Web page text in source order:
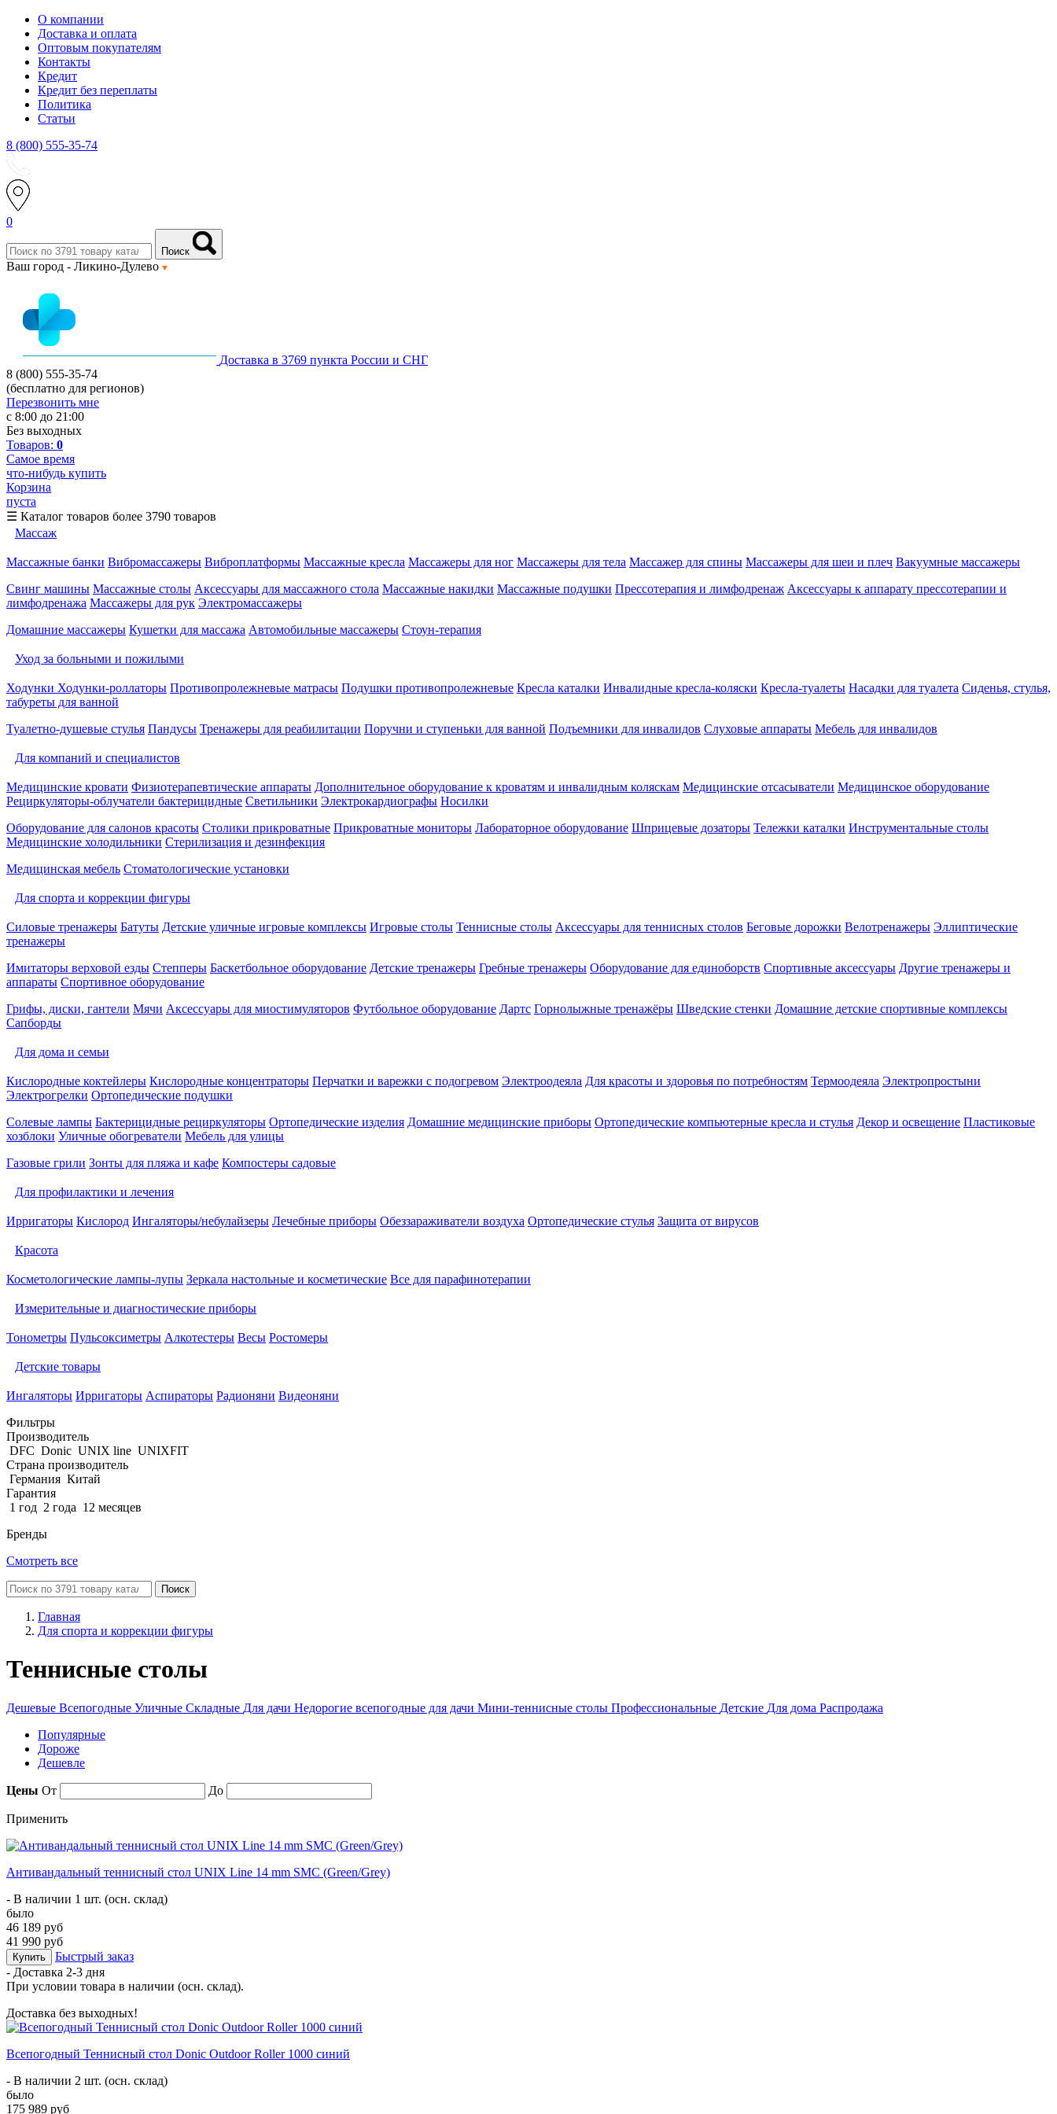
О компании
Доставка и оплата
Оптовым покупателям
Контакты
Кредит
Кредит без переплаты
Политика
Статьи
8 (800) 555-35-74
0
Поиск
Ваш город - Ликино-Дулево
Доставка в 3769 пункта России и СНГ
8 (800) 555-35-74
(бесплатно для регионов)
Перезвонить мне
с 8:00 до 21:00
Без выходных
Товаров: 0
Самое время
что-нибудь купить
Корзина
пуста
☰ Каталог товаров более 3790 товаров
Массаж
Массажные банки Вибромассажеры Виброплатформы Массажные кресла Массажеры для ног Массажеры для тела Массажер для спины Массажеры для шеи и плеч Вакуумные массажеры
Свинг машины Массажные столы Аксессуары для массажного стола Массажные накидки Массажные подушки Прессотерапия и лимфодренаж Аксессуары к аппарату прессотерапии и
лимфодренажа Массажеры для рук Электромассажеры
Домашние массажеры Кушетки для массажа Автомобильные массажеры Стоун-терапия
Уход за больными и пожилыми
Ходунки Ходунки-роллаторы Противопролежневые матрасы Подушки противопролежневые Кресла каталки Инвалидные кресла-коляски Кресла-туалеты Насадки для туалета Сиденья, стулья,
табуреты для ванной
Туалетно-душевые стулья Пандусы Тренажеры для реабилитации Поручни и ступеньки для ванной Подъемники для инвалидов Слуховые аппараты Мебель для инвалидов
Для компаний и специалистов
Медицинские кровати Физиотерапевтические аппараты Дополнительное оборудование к кроватям и инвалидным коляскам Медицинские отсасыватели Медицинское оборудование
Рециркуляторы-облучатели бактерицидные Светильники Электрокардиографы Носилки
Оборудование для салонов красоты Столики прикроватные Прикроватные мониторы Лабораторное оборудование Шприцевые дозаторы Тележки каталки Инструментальные столы
Медицинские холодильники Стерилизация и дезинфекция
Медицинская мебель Стоматологические установки
Для спорта и коррекции фигуры
Силовые тренажеры Батуты Детские уличные игровые комплексы Игровые столы Теннисные столы Аксессуары для теннисных столов Беговые дорожки Велотренажеры Эллиптические
тренажеры
Имитаторы верховой езды Степперы Баскетбольное оборудование Детские тренажеры Гребные тренажеры Оборудование для единоборств Спортивные аксессуары Другие тренажеры и
аппараты Спортивное оборудование
Грифы, диски, гантели Мячи Аксессуары для миостимуляторов Футбольное оборудование Дартс Горнолыжные тренажёры Шведские стенки Домашние детские спортивные комплексы
Сапборды
Для дома и семьи
Кислородные коктейлеры Кислородные концентраторы Перчатки и варежки с подогревом Электроодеяла Для красоты и здоровья по потребностям Термоодеяла Электропростыни
Электрогрелки Ортопедические подушки
Солевые лампы Бактерицидные рециркуляторы Ортопедические изделия Домашние медицинские приборы Ортопедические компьютерные кресла и стулья Декор и освещение Пластиковые
хозблоки Уличные обогреватели Мебель для улицы
Газовые грили Зонты для пляжа и кафе Компостеры садовые
Для профилактики и лечения
Ирригаторы Кислород Ингаляторы/небулайзеры Лечебные приборы Обеззараживатели воздуха Ортопедические стулья Защита от вирусов
Красота
Косметологические лампы-лупы Зеркала настольные и косметические Все для парафинотерапии
Измерительные и диагностические приборы
Тонометры Пульсоксиметры Алкотестеры Весы Ростомеры
Детские товары
Ингаляторы Ирригаторы Аспираторы Радионяни Видеоняни
Фильтры
Производитель
DFC Donic UNIX line UNIXFIT
Страна производитель
Германия Китай
Гарантия
1 год 2 года 12 месяцев
Бренды
Смотреть все
Поиск
Главная
Для спорта и коррекции фигуры
Теннисные столы
Дешевые Всепогодные Уличные Складные Для дачи Недорогие всепогодные для дачи Мини-теннисные столы Профессиональные Детские Для дома Распродажа
Популярные
Дороже
Дешевле
Цены От До
Применить
Антивандальный теннисный стол UNIX Line 14 mm SMC (Green/Grey)
- В наличии 1 шт. (осн. склад)
было
46 189 руб
41 990 руб
Купить
Быстрый заказ
- Доставка 2-3 дня
При условии товара в наличии (осн. склад).
Доставка без выходных!
Всепогодный Теннисный стол Donic Outdoor Roller 1000 синий
- В наличии 2 шт. (осн. склад)
было
175 989 руб